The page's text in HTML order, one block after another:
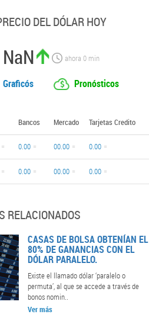
DEL DÓLAR HOY
NaN ahora0 min
Graficós Pronósticos
Bancos Mercado Tarjetas Credito
0.00 00.00 0.00
0.00 00.00 0.00
RELACIONADOS
CASAS DE BOLSA OBTENÍAN EL
80% DE GANANCIAS CON EL
DÓLAR PARALELO.
Existe el llamado dólar ‘paralelo o
permuta’, al que se accede a través de
bonos nomin..
Ver más